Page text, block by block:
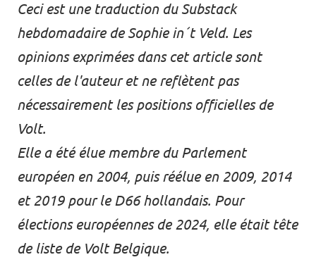
Ceci est une traduction du Substack
hebdomadaire de Sophie in´t Veld. Les
opinions exprimées dans cet article sont
celles de l'auteur et ne reflètent pas
nécessairement les positions officielles de
Volt.
Elle a été élue membre du Parlement
européen en 2004, puis réélue en 2009, 2014
et 2019 pour le D66 hollandais. Pour
élections européennes de 2024, elle était tête
de liste de Volt Belgique.